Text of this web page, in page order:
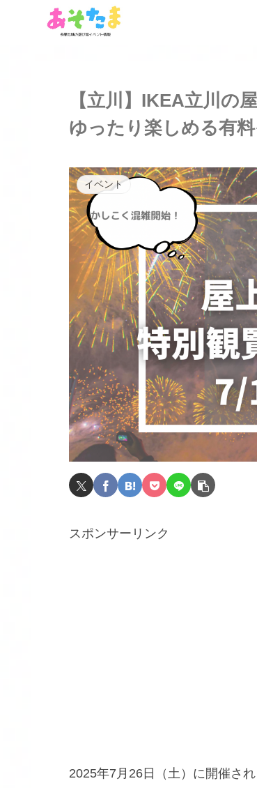
【立川】IKEA立川の
ゆったり楽しめる有料
イベント
スポンサーリンク
2025年7月26日（土）に開催さ